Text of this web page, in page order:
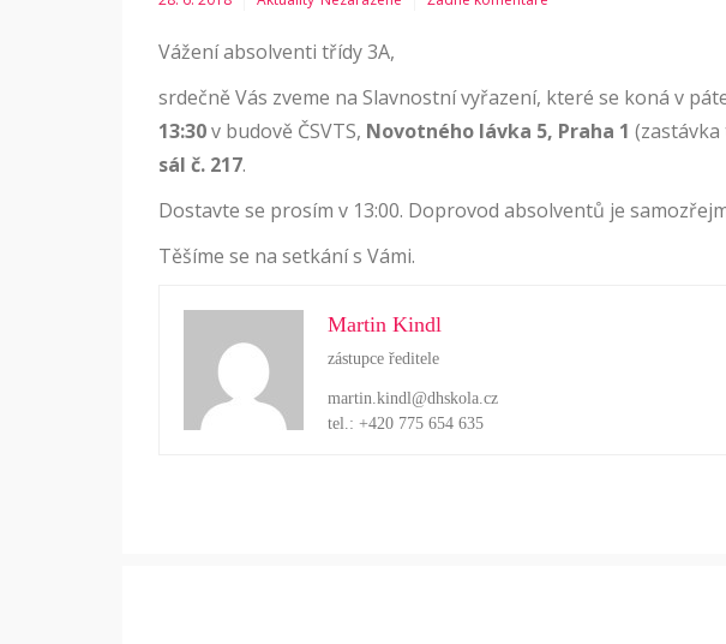
Vážení absolventi třídy 3A,
srdečně Vás zveme na Slavnostní vyřazení, které se koná v
13:30v budově ČSVTS, Novotného lávka 5, Praha 1
sál č. 217.
Dostavte se prosím v 13:00. Doprovod absolventů je
Těšíme se na setkání s Vámi.
Martin Kindl
zástupce ředitele
martin.kindl@dhskola.cz
tel.: +420 775 654 635